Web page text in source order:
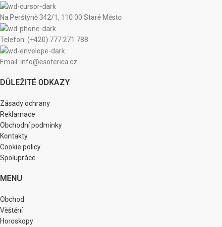
Na Perštýně 342/1, 110 00 Staré Město
Telefon: (+420) 777 271 788
Email: info@esoterica.cz
DŮLEŽITÉ ODKAZY
Zásady ochrany
Reklamace
Obchodní podmínky
Kontakty
Cookie policy
Spolupráce
MENU
Obchod
Věštění
Horoskopy